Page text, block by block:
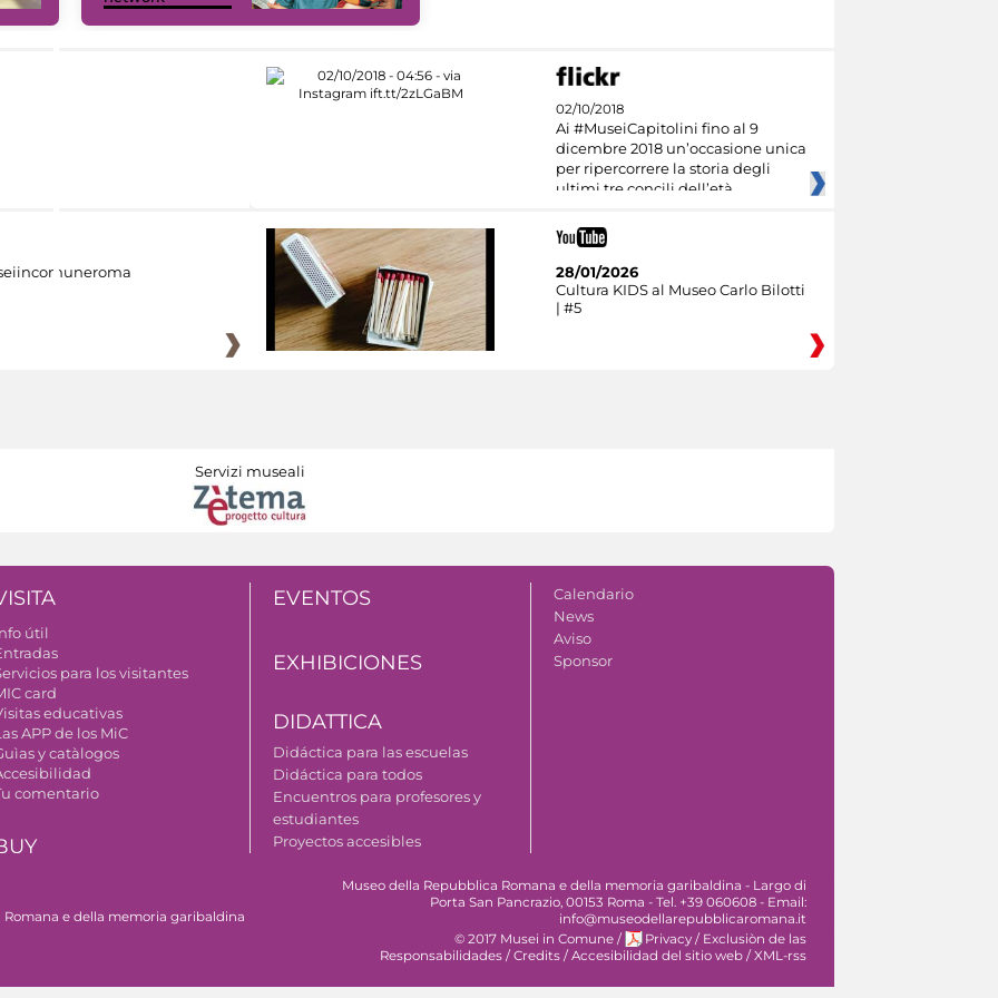
02/10/2018
Ai #MuseiCapitolini fino al 9
dicembre 2018 un’occasione unica
per ripercorrere la storia degli
ultimi tre concili dell’età
28/01/2026
Cultura KIDS al Museo Carlo Bilotti
| #5
Servizi museali
útil
para los visitantes
card
educativas
APP de los MiC
y catàlogos
comentario
EVENTOS
EXHIBICIONES
DIDATTICA
Didáctica para las escuelas
Didáctica para todos
Encuentros para profesores y
estudiantes
Proyectos accesibles
Calendario
News
Aviso
Sponsor
e della memoria garibaldina
Museo della Repubblica Romana e della memoria garibaldina - Largo di
Porta San Pancrazio, 00153 Roma - Tel. +39 060608 - Email:
info@museodellarepubblicaromana.it
© 2017 Musei in Comune / Privacy / Exclusiòn de las
Responsabilidades / Credits / Accesibilidad del sitio web / XML-rss